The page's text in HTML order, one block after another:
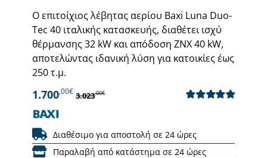
Ο επιτοίχιος λέβητας αερίου Baxi Luna Duo-
Tec 40 ιταλικής κατασκευής, διαθέτει ισχύ
θέρμανσης 32 kW και απόδοση ΖΝΧ 40 kW,
αποτελώντας ιδανική λύση για κατοικίες έως
250 τ.μ.
1.700,00€ 3.023,00€
Διαθέσιμο για αποστολή σε 24 ώρες
Παραλαβή από κατάστημα σε 24 ώρες